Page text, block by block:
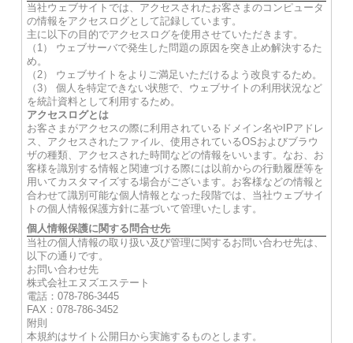
当社ウェブサイトでは、アクセスされたお客さまのコンピュータ
の情報をアクセスログとして記録しています。
主に以下の目的でアクセスログを使用させていただきます。
（1） ウェブサーバで発生した問題の原因を突き止め解決するた
め。
（2） ウェブサイトをよりご満足いただけるよう改良するため。
（3） 個人を特定できない状態で、ウェブサイトの利用状況など
を統計資料として利用するため。
アクセスログとは
お客さまがアクセスの際に利用されているドメイン名やIPアドレ
ス、アクセスされたファイル、使用されているOSおよびブラウ
ザの種類、アクセスされた時間などの情報をいいます。なお、お
客様を識別する情報と関連づける際には以前からの行動履歴等を
用いてカスタマイズする場合がございます。お客様などの情報と
合わせて識別可能な個人情報となった段階では、当社ウェブサイ
トの個人情報保護方針に基づいて管理いたします。
個人情報保護に関する問合せ先
当社の個人情報の取り扱い及び管理に関するお問い合わせ先は、
以下の通りです。
お問い合わせ先
株式会社エヌズエステート
電話：078-786-3445
FAX：078-786-3452
附則
本規約はサイト公開日から実施するものとします。